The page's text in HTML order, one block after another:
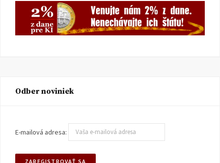
Odber noviniek
E-mailová adresa: